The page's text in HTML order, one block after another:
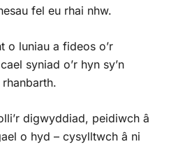
fel eu rhai nhw.
o luniau a fideos o’r
syniad o’r hyn sy’n
digwyddiad, peidiwch â
o hyd – cysylltwch â ni